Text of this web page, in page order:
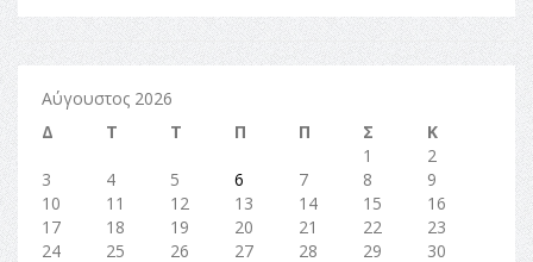
Αύγουστος 2026
Δ
Τ Τ Π Π Σ
Κ
1
2
3
4 5 6 7 8
9
10
11 12 13 14 15
16
17
18 19 20 21 22
23
24
25 26 27 28 29
30